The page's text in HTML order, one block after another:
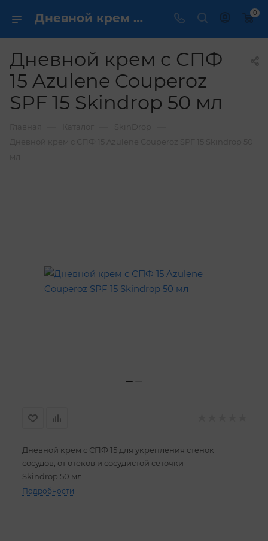
Дневной крем с СПФ 15 Azulene Couperoz SPF 15 Skindrop 50 мл купить по выгодной цене в интернет магазине 0
Дневной крем с СПФ
15 Azulene Couperoz
SPF 15 Skindrop 50 мл
Дневной крем с СПФ 15 для укрепления стенок
сосудов, от отеков и сосудистой сеточки
Skindrop 50 мл
Подробности